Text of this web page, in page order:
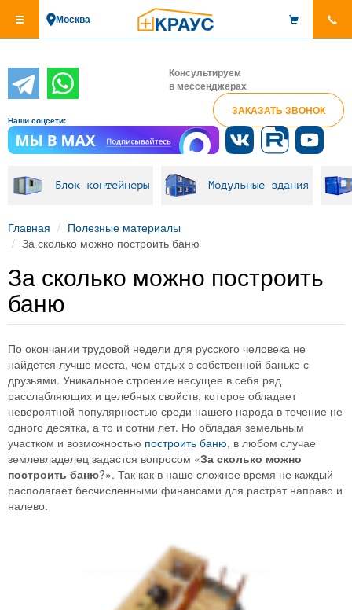
основному
Москва
Консультируем
в мессенджерах
ЗАКАЗАТЬ ЗВОНОК
Наши соцсети:
Блок контейнеры Модульные здания
Главная
Полезные материалы
За сколько можно построить баню
За сколько можно построить
баню
По окончании трудовой недели для русского человека не
найдется лучше места, чем отдых в собственной баньке с
друзьями. Уникальное строение несущее в себя ряд
расслабляющих и целебных свойств, которое обладает
невероятной популярностью среди нашего народа в течение не
одного десятка, а то и сотни лет. Но обладая земельным
участком и возможностью построить баню, в любом случае
землевладелец задастся вопросом «За сколько можно
построить баню?». Так как в наше сложное время не каждый
располагает бесчисленными финансами для растрат направо и
налево.